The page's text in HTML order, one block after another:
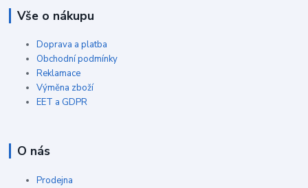
Vše o nákupu
Doprava a platba
Obchodní podmínky
Reklamace
Výměna zboží
EET a GDPR
O nás
Prodejna